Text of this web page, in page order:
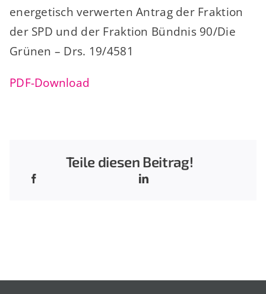
energetisch verwerten Antrag der Fraktion
der SPD und der Fraktion Bündnis 90/Die
Grünen – Drs. 19/4581
PDF-Download
Teile diesen Beitrag!